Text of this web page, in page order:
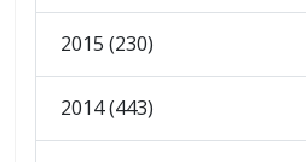
2015 (230)
2014 (443)